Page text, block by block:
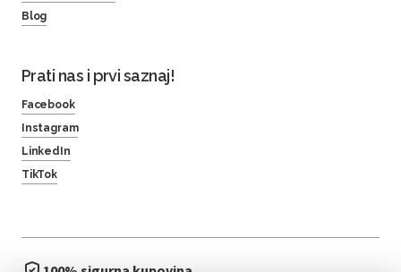
Blog
Prati nas i prvi saznaj!
Facebook
Instagram
LinkedIn
TikTok